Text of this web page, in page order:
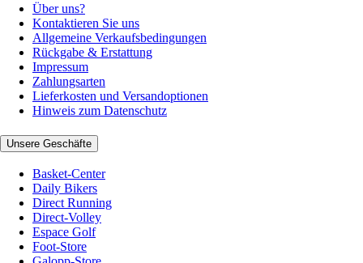
Über uns?
Kontaktieren Sie uns
Allgemeine Verkaufsbedingungen
Rückgabe & Erstattung
Impressum
Zahlungsarten
Lieferkosten und Versandoptionen
Hinweis zum Datenschutz
Unsere Geschäfte
Basket-Center
Daily Bikers
Direct Running
Direct-Volley
Espace Golf
Foot-Store